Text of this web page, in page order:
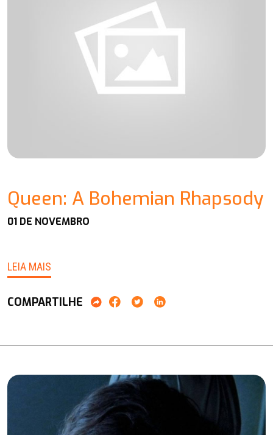
Queen: A Bohemian Rhapsody
01 DE NOVEMBRO
LEIA MAIS
COMPARTILHE